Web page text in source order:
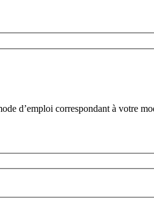
d’emploi correspondant à votre